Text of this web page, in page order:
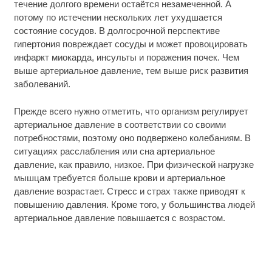
течение долгого времени остаётся незамеченной. А
потому по истечении нескольких лет ухудшается
состояние сосудов. В долгосрочной перспективе
гипертония повреждает сосуды и может провоцировать
инфаркт миокарда, инсульты и поражения почек. Чем
выше артериальное давление, тем выше риск развития
заболеваний.
Прежде всего нужно отметить, что организм регулирует
артериальное давление в соответствии со своими
потребностями, поэтому оно подвержено колебаниям. В
ситуациях расслабления или сна артериальное
давление, как правило, низкое. При физической нагрузке
мышцам требуется больше крови и артериальное
давление возрастает. Стресс и страх также приводят к
повышению давления. Кроме того, у большинства людей
артериальное давление повышается с возрастом.